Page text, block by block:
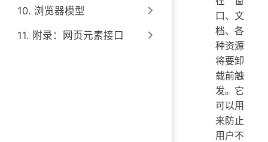
10. 浏览器模型
11. 附录：网页元素接口
口、文
档、各
种资源
将要卸
载前触
发。它
可以用
来防止
用户不